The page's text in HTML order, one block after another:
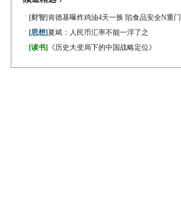
· [财智]肯德基曝炸鸡油4天一换 陷食品安全N重门
· [思想]夏斌：人民币汇率不能一浮了之
· [读书] 《历史大变局下的中国战略定位》